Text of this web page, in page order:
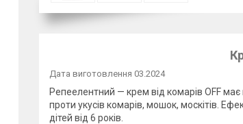
Дата виготовлення 03.2024
Репеелентний — крем від комарів OFF
проти укусів комарів, мошок, москітів.
дітей від 6 років.